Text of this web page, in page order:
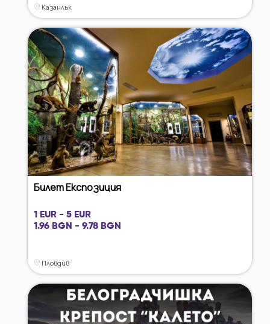
Казанлък
Билет Експозиция
1 EUR - 5 EUR
1.96 BGN - 9.78 BGN
Пловдив